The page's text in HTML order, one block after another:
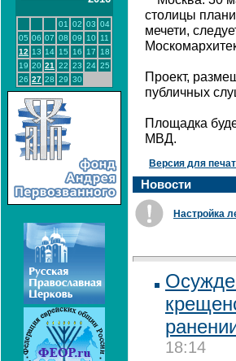
01 02 03 04
05 06 07 08 09 10
11
12 13 14 15 16 17
18
19 20 21 22 23 24 25
26 27 28 29 30
столицы
мечети,
Проект,
публичных
Площадка
МВД.
Версия для
Новости
Настройка
18:14